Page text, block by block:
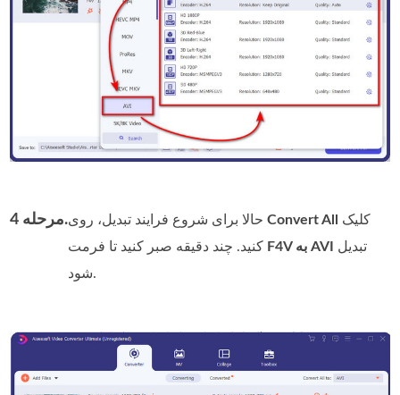
مرحله 4. حالا برای شروع فرایند تبدیل، رویConvert All
F4V به AVI
شود.